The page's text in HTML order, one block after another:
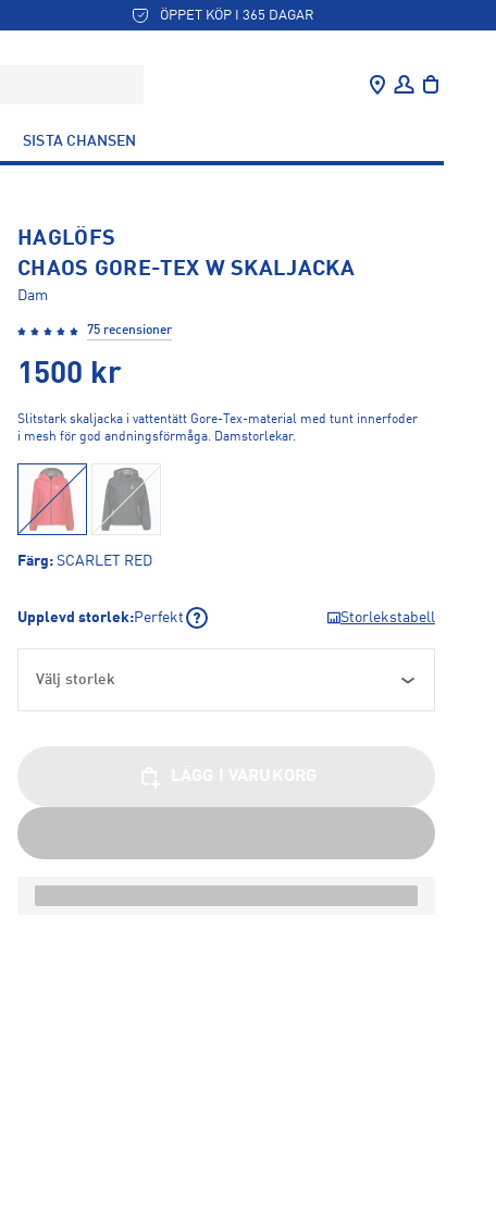
ÖPPET KÖP I 365 DAGAR
SISTA CHANSEN
HAGLÖFS
CHAOS GORE-TEX W SKALJACKA
Dam
75 recensioner
1500 kr
Slitstark skaljacka i vattentätt Gore-Tex-material med tunt innerfoder
i mesh för god andningsförmåga. Damstorlekar.
Färg: SCARLET RED
Upplevd storlek:Perfekt Storlekstabell
Välj storlek